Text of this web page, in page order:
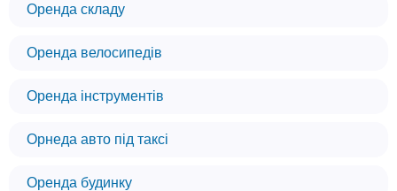
Оренда складу
Оренда велосипедів
Оренда інструментів
Орнеда авто під таксі
Оренда будинку